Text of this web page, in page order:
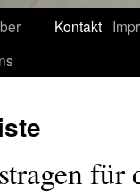
Kontakt
für